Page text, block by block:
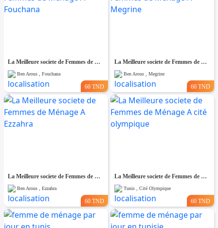
La Meilleure societe de Femmes de Ménage A Fouchana
Ben Arous , Fouchana
60 TND
La Meilleure societe de Femmes de Ménage A Megrine
Ben Arous , Megrine
60 TND
La Meilleure societe de Femmes de Ménage A Ezzahra
Ben Arous , Ezzahra
60 TND
La Meilleure societe de Femmes de Ménage A cité olympique
Tunis , Cité Olympique
60 TND